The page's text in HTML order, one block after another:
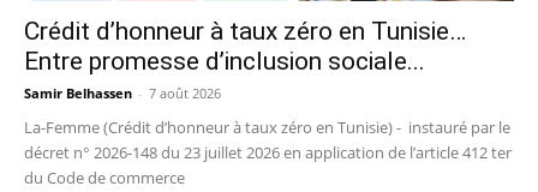
Crédit d’honneur à taux zéro en Tunisie…
Entre promesse d’inclusion sociale...
Samir Belhassen - 7 août 2026
La-Femme (Crédit d’honneur à taux zéro en Tunisie) - instauré par le
décret n° 2026-148 du 23 juillet 2026 en application de l’article 412 ter
du Code de commerce